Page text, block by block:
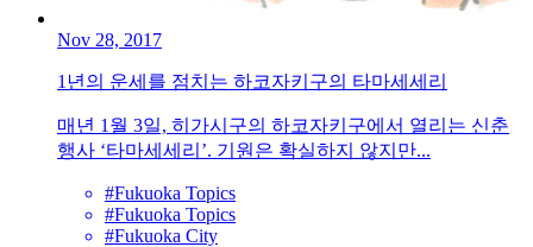
Nov 28, 2017
1년의 운세를 점치는 하코자키구의 타마세세리
매년 1월 3일, 히가시구의 하코자키구에서 열리는 신춘
행사 ‘타마세세리’. 기원은 확실하지 않지만...
#Fukuoka Topics
#Fukuoka Topics
#Fukuoka City